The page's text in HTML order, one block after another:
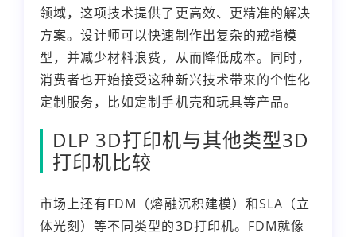
领域，这项技术提供了更高效、更精准的解决
方案。设计师可以快速制作出复杂的戒指模
型，并减少材料浪费，从而降低成本。同时，
消费者也开始接受这种新兴技术带来的个性化
定制服务，比如定制手机壳和玩具等产品。
DLP 3D打印机与其他类型3D
打印机比较
市场上还有FDM（熔融沉积建模）和SLA（立
体光刻）等不同类型的3D打印机。FDM就像